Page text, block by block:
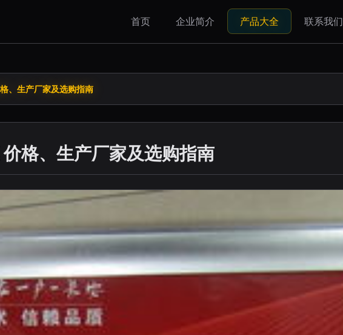
首页 企业简介 产品大全 联系我们
、生产厂家及选购指南
格、生产厂家及选购指南